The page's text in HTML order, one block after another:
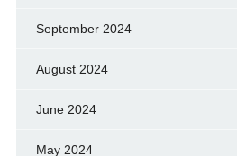
September 2024
August 2024
June 2024
May 2024